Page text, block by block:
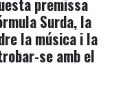
premissa
Surda, la
la música i la
se amb el